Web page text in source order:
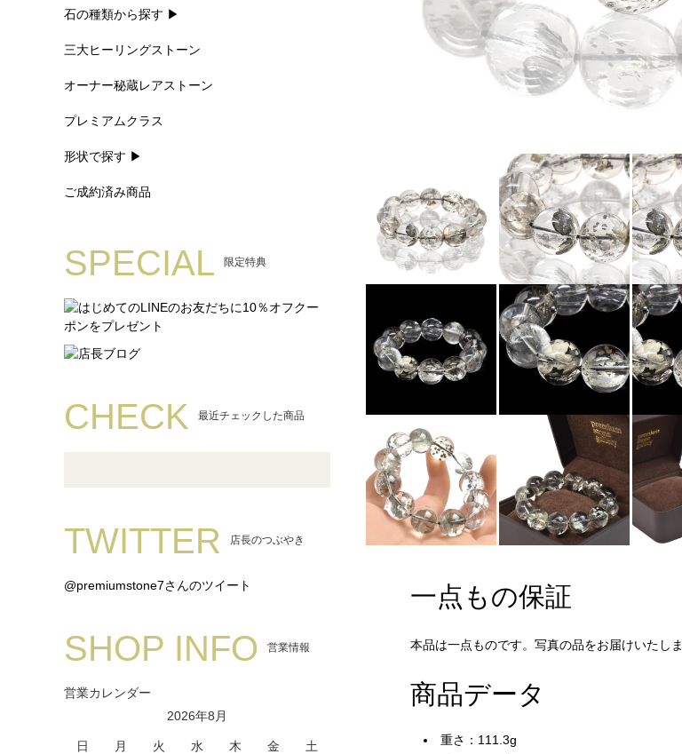
石の種類から探す ▶
三大ヒーリングストーン
オーナー秘蔵レアストーン
プレミアムクラス
形状で探す ▶
ご成約済み商品
SPECIAL 限定特典
CHECK 最近チェックした商品
TWITTER 店長のつぶやき
@premiumstone7さんのツイート
SHOP INFO 営業情報
営業カレンダー
2026年8月
日 月 火 水 木 金 土
一点もの保証
本品は一点ものです。写真の品をお届けいたし
商品データ
重さ：111.3g